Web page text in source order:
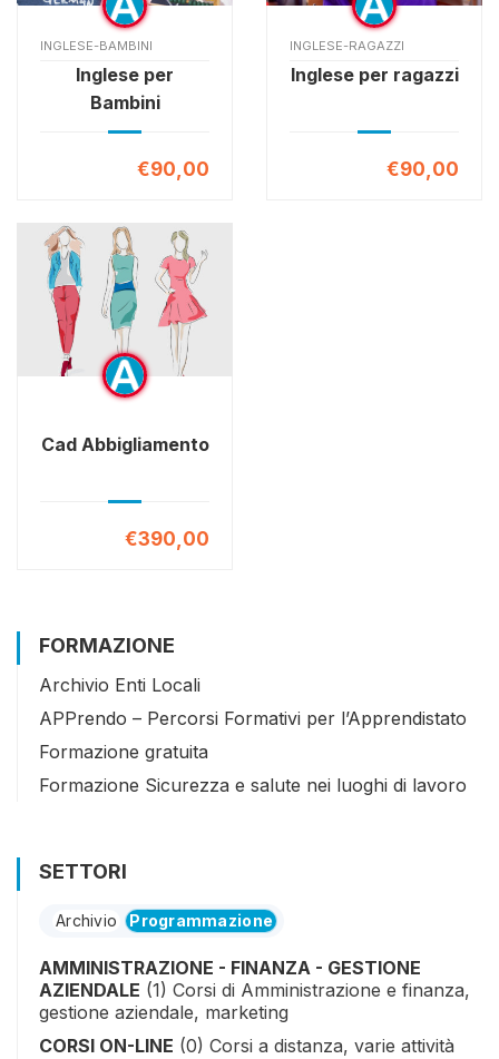
INGLESE-BAMBINI
Inglese per
Bambini
€90,00
INGLESE-RAGAZZI
Inglese per ragazzi
€90,00
Cad Abbigliamento
€390,00
FORMAZIONE
Archivio Enti Locali
APPrendo – Percorsi Formativi per l’Apprendistato
Formazione gratuita
Formazione Sicurezza e salute nei luoghi di lavoro
SETTORI
Archivio Programmazione
AMMINISTRAZIONE - FINANZA - GESTIONE
AZIENDALE (1) Corsi di Amministrazione e finanza,
gestione aziendale, marketing
CORSI ON-LINE (0) Corsi a distanza, varie attività